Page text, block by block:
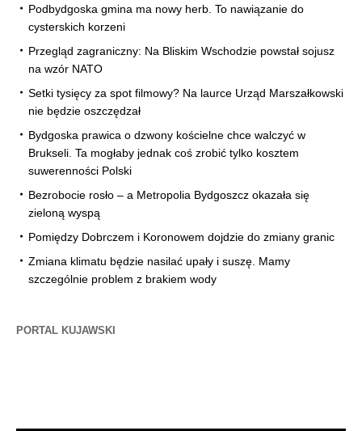
Podbydgoska gmina ma nowy herb. To nawiązanie do
cysterskich korzeni
Przegląd zagraniczny: Na Bliskim Wschodzie powstał sojusz
na wzór NATO
Setki tysięcy za spot filmowy? Na laurce Urząd Marszałkowski
nie będzie oszczędzał
Bydgoska prawica o dzwony kościelne chce walczyć w
Brukseli. Ta mogłaby jednak coś zrobić tylko kosztem
suwerenności Polski
Bezrobocie rosło – a Metropolia Bydgoszcz okazała się
zieloną wyspą
Pomiędzy Dobrczem i Koronowem dojdzie do zmiany granic
Zmiana klimatu będzie nasilać upały i suszę. Mamy
szczególnie problem z brakiem wody
PORTAL KUJAWSKI